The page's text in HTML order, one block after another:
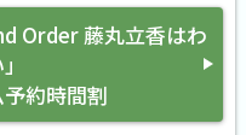
Order 藤丸立香はわ
約時間割